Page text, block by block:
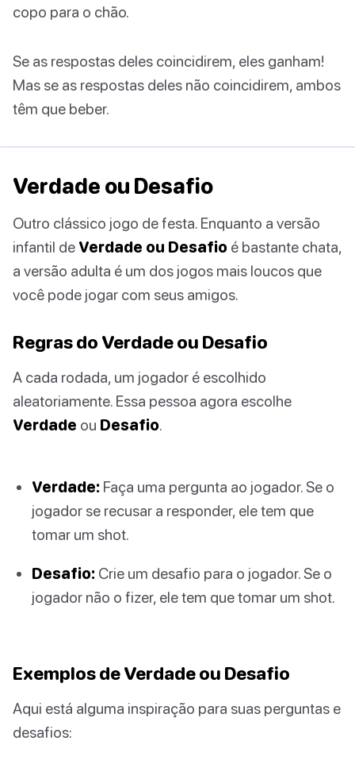
copo para o chão.
Se as respostas deles coincidirem, eles ganham!
Mas se as respostas deles não coincidirem, ambos
têm que beber.
Verdade ou Desafio
Outro clássico jogo de festa. Enquanto a versão
infantil de Verdade ou Desafio é bastante chata,
a versão adulta é um dos jogos mais loucos que
você pode jogar com seus amigos.
Regras do Verdade ou Desafio
A cada rodada, um jogador é escolhido
aleatoriamente. Essa pessoa agora escolhe
Verdade ou Desafio.
Verdade: Faça uma pergunta ao jogador. Se o
jogador se recusar a responder, ele tem que
tomar um shot.
Desafio: Crie um desafio para o jogador. Se o
jogador não o fizer, ele tem que tomar um shot.
Exemplos de Verdade ou Desafio
Aqui está alguma inspiração para suas perguntas e
desafios: